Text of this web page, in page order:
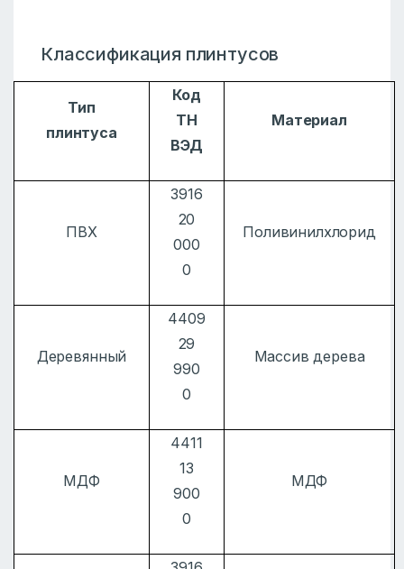
Классификация плинтусов
Тип
плинтуса
Код
ТН
ВЭД
Материал
ПВХ
3916
20
000
0
Поливинилхлорид
Деревянный
4409
29
990
0
Массив дерева
МДФ
4411
13
900
0
МДФ